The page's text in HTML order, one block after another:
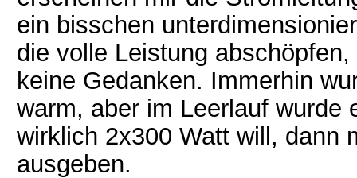
ein bisschen
die volle Leistung
keine Gedanken. Immerhin
warm, aber im Leerlauf wurde
wirklich 2x300 Watt will, dann
ausgeben.